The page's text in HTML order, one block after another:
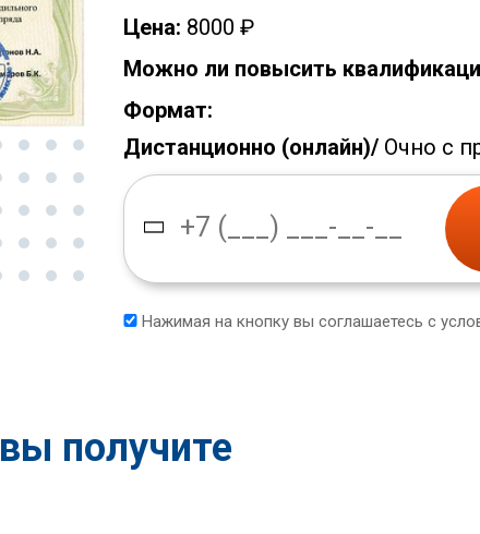
Цена: 8000 ₽
Можно ли повысить
Формат:
Дистанционно (онлайн)/ Очно с
Нажимая на кнопку вы соглашаетесь с
вы получите